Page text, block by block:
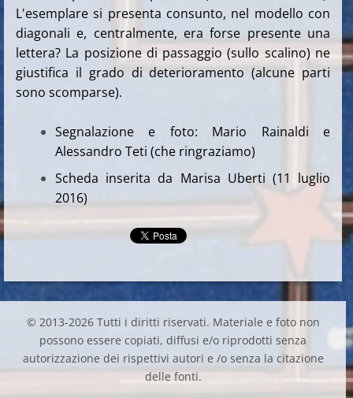
L'esemplare si presenta consunto, nel modello con
diagonali e, centralmente, era forse presente una
lettera? La posizione di passaggio (sullo scalino) ne
giustifica il grado di deterioramento (alcune parti
sono scomparse).
Segnalazione e foto: Mario Rainaldi e
Alessandro Teti (che ringraziamo)
Scheda inserita da Marisa Uberti (11 luglio
2016)
© 2013-2026 Tutti i diritti riservati. Materiale e foto non
possono essere copiati, diffusi e/o riprodotti senza
autorizzazione dei rispettivi autori e /o senza la citazione
delle fonti.